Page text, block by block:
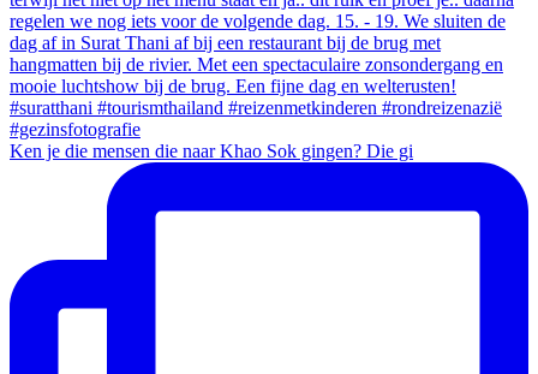
Ken je die mensen die naar Khao Sok gingen? Die gi